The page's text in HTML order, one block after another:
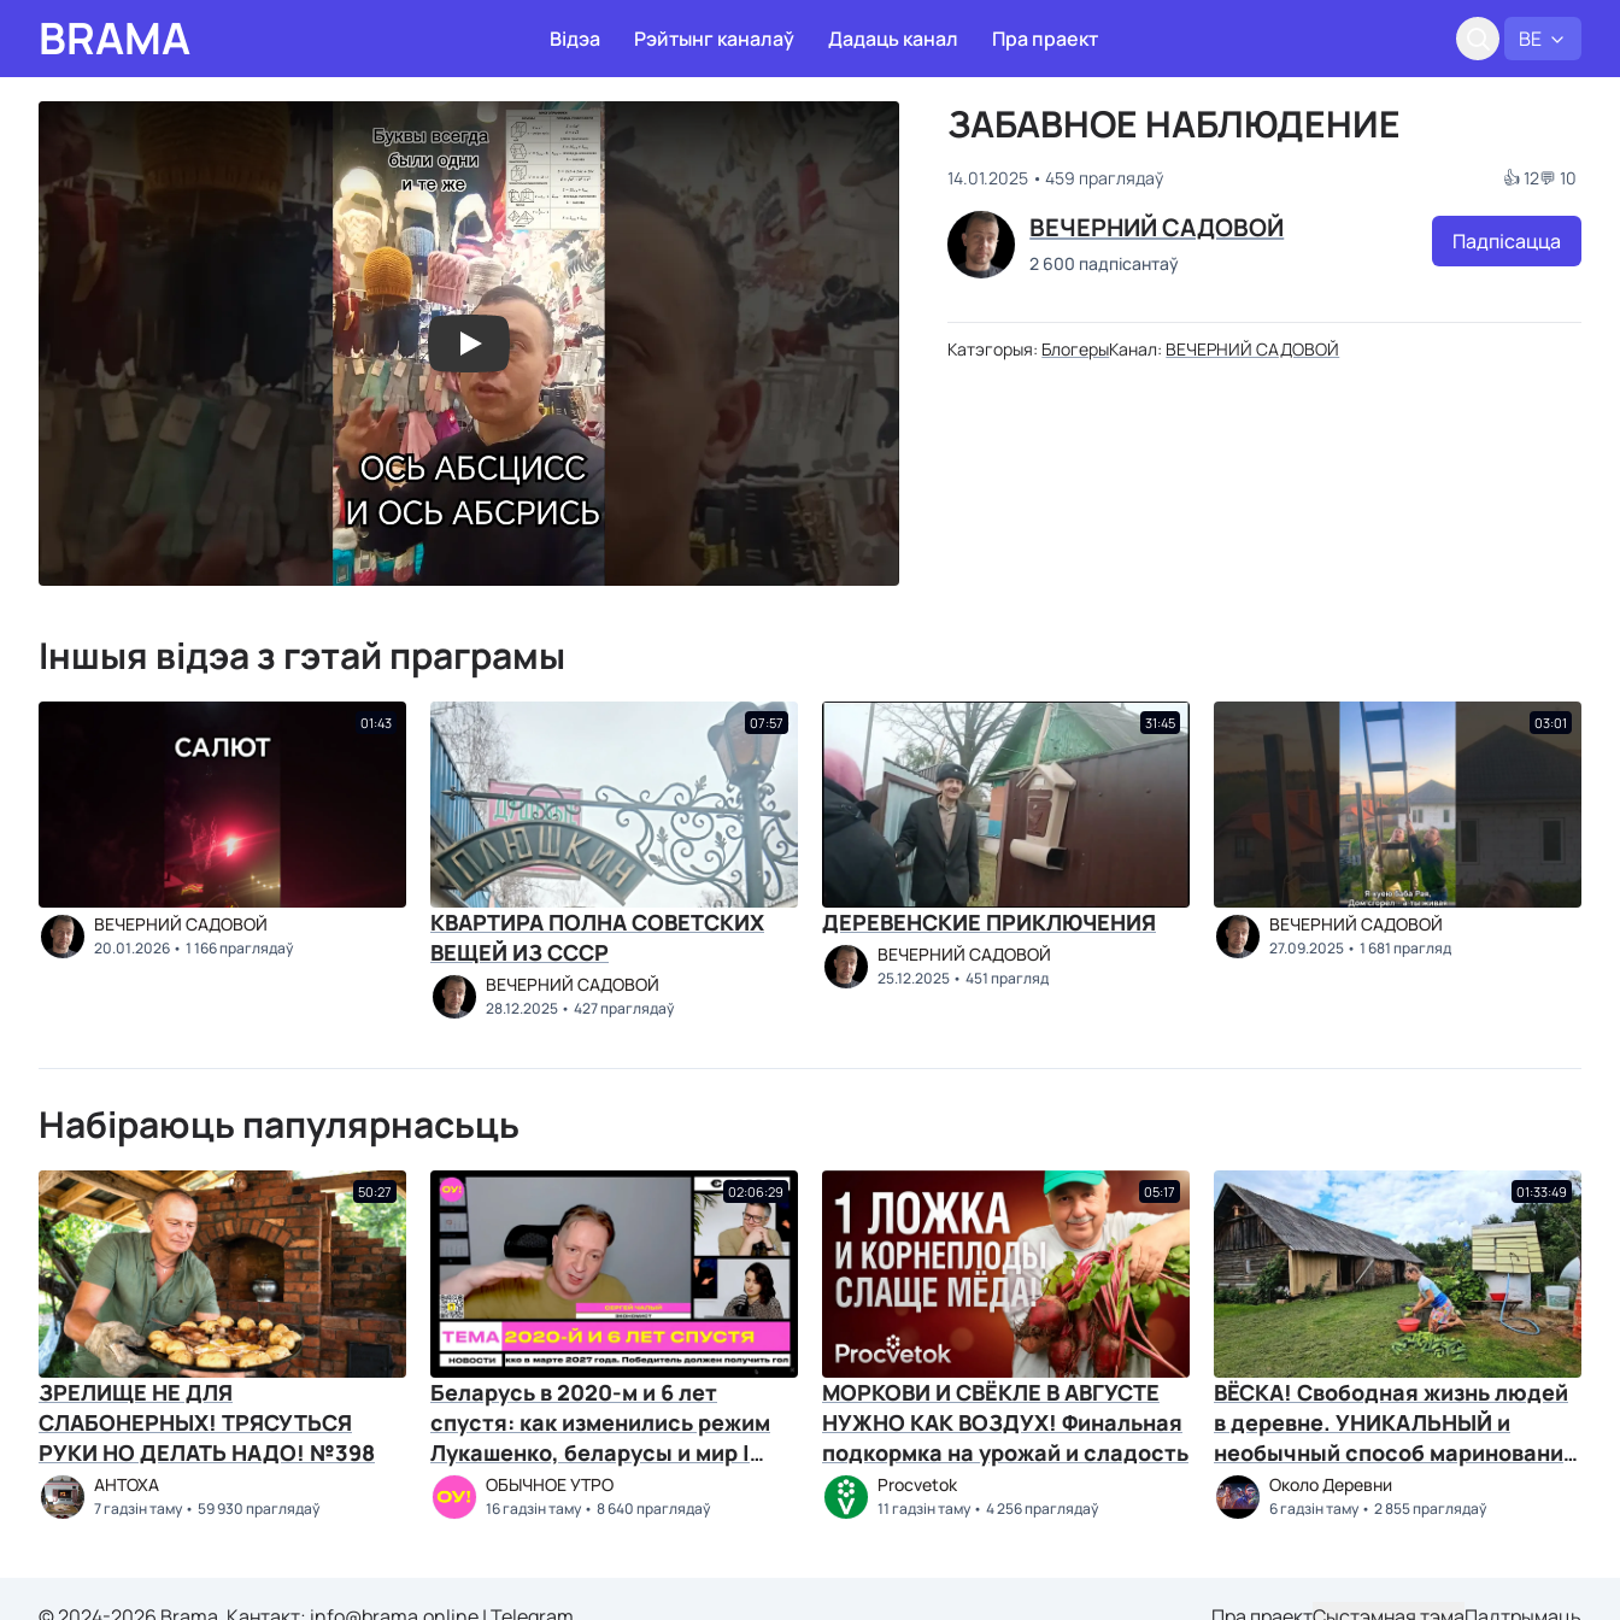
BRAMA BE
Відэа Рэйтынг каналаў Дадаць канал Пра праект
ЗАБАВНОЕ НАБЛЮДЕНИЕ
14.01.2025 459 праглядаў 👍 12💬 10
ВЕЧЕРНИЙ САДОВОЙ
2 600 падпісантаў
Падпісацца
Катэгорыя: БлогерыКанал: ВЕЧЕРНИЙ САДОВОЙ
Іншыя відэа з гэтай праграмы
01:43
ВЕЧЕРНИЙ САДОВОЙ
20.01.2026 1 166 праглядаў
07:57
КВАРТИРА ПОЛНА СОВЕТСКИХ
ВЕЩЕЙ ИЗ СССР
ВЕЧЕРНИЙ САДОВОЙ
28.12.2025 427 праглядаў
31:45
ДЕРЕВЕНСКИЕ ПРИКЛЮЧЕНИЯ
ВЕЧЕРНИЙ САДОВОЙ
25.12.2025 451 прагляд
03:01
ВЕЧЕРНИЙ САДОВОЙ
27.09.2025 1 681 прагляд
Набіраюць папулярнасьць
50:27
ЗРЕЛИЩЕ НЕ ДЛЯ
СЛАБОНЕРНЫХ! ТРЯСУТЬСЯ
РУКИ НО ДЕЛАТЬ НАДО! №398
АНТОХА
7 гадзін таму 59 930 праглядаў
02:06:29
Беларусь в 2020-м и 6 лет
спустя: как изменились режим
Лукашенко, беларусы и мир |
Чалый, Козлов
ОБЫЧНОЕ УТРО
16 гадзін таму 8 640 праглядаў
05:17
МОРКОВИ И СВЁКЛЕ В АВГУСТЕ
НУЖНО КАК ВОЗДУХ! Финальная
подкормка на урожай и сладость
Procvetok
11 гадзін таму 4 256 праглядаў
01:33:49
ВЁСКА! Свободная жизнь людей
в деревне. УНИКАЛЬНЫЙ и
необычный способ маринования
и соления огурцов
Около Деревни
6 гадзін таму 2 855 праглядаў